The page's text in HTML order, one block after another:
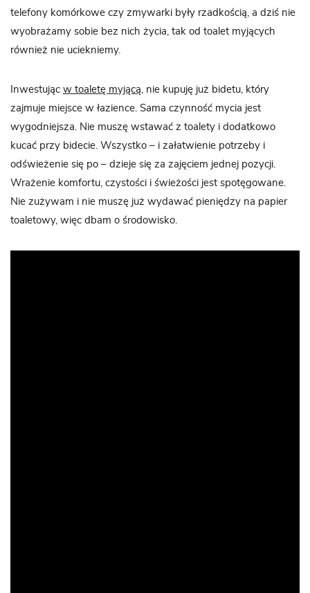
telefony komórkowe czy zmywarki były rzadkością, a dziś nie
wyobrażamy sobie bez nich życia, tak od toalet myjących
również nie uciekniemy.
Inwestując w toaletę myjącą , nie kupuję już bidetu, który
zajmuje miejsce w łazience. Sama czynność mycia jest
wygodniejsza. Nie muszę wstawać z toalety i dodatkowo
kucać przy bidecie. Wszystko – i załatwienie potrzeby i
odświeżenie się po – dzieje się za zajęciem jednej pozycji.
Wrażenie komfortu, czystości i świeżości jest spotęgowane.
Nie zużywam i nie muszę już wydawać pieniędzy na papier
toaletowy, więc dbam o środowisko.